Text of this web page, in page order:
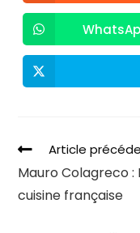
Article
Mauro Colagreco
cuisine française